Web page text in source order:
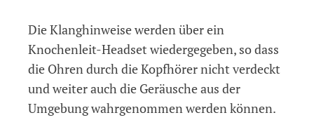
Die Klanghinweise werden über ein
Knochenleit-Headset wiedergegeben, so dass
die Ohren durch die Kopfhörer nicht verdeckt
und weiter auch die Geräusche aus der
Umgebung wahrgenommen werden können.